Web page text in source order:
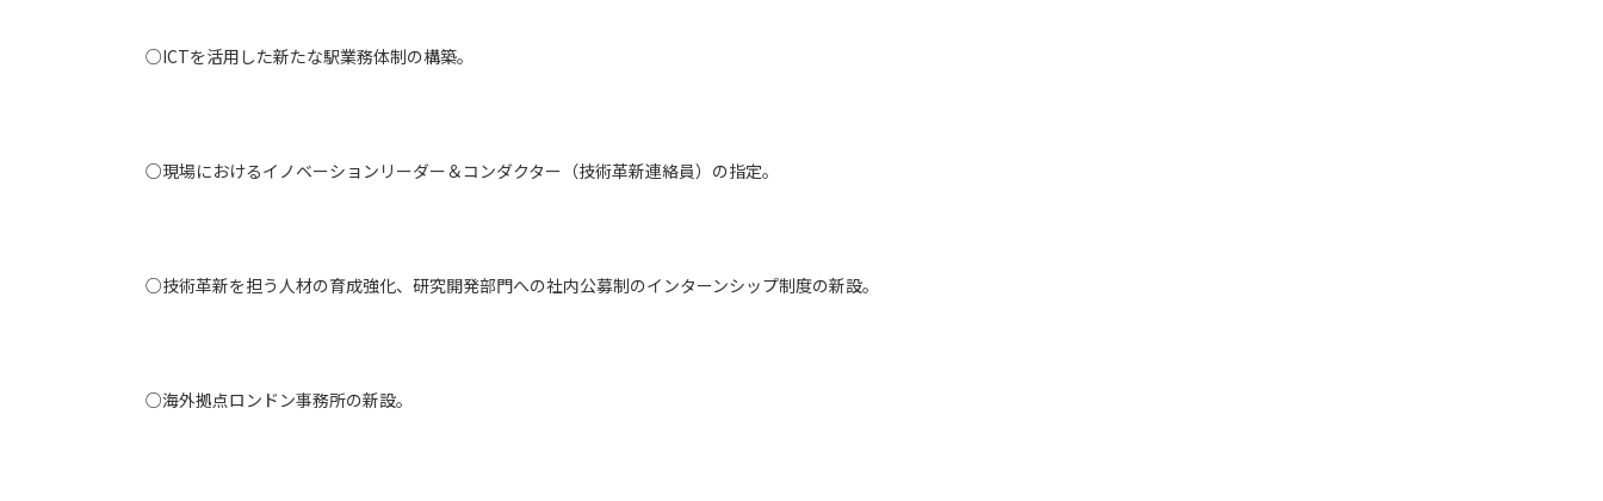
○ICTを活用した新たな駅業務体制の構築。
○現場におけるイノベーションリーダー＆コンダクター（技術革新連絡員）の指定。
○技術革新を担う人材の育成強化、研究開発部門への社内公募制のインターンシップ制度の新設。
○海外拠点ロンドン事務所の新設。